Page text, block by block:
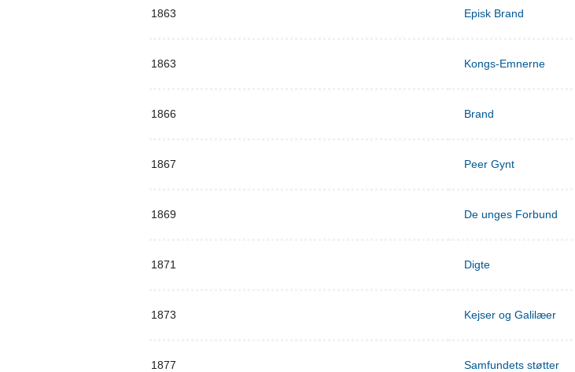
1863 Episk Brand
1863 Kongs-Emnerne
1866 Brand
1867 Peer Gynt
1869 De unges Forbund
1871 Digte
1873 Kejser og Galilæer
1877 Samfundets støtter